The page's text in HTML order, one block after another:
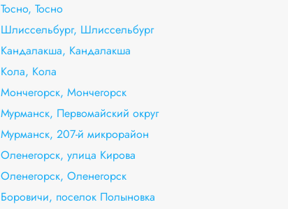
Тосно, Тосно
Шлиссельбург, Шлиссельбург
Кандалакша, Кандалакша
Кола, Кола
Мончегорск, Мончегорск
Мурманск, Первомайский округ
Мурманск, 207-й микрорайон
Оленегорск, улица Кирова
Оленегорск, Оленегорск
Боровичи, поселок Полыновка